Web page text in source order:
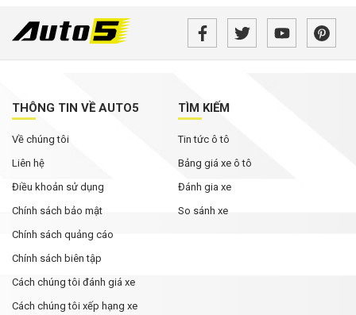
Một SUV thuần điện, một sedan hạng C
Xpander được ưu đãi cao nhất
THÔNG TIN VỀ AUTO5
Về chúng tôi
Liên hệ
Điều khoản sử dụng
Chính sách bảo mật
Chính sách quảng cáo
Chính sách biên tập
Cách chúng tôi đánh giá xe
Cách chúng tôi xếp hạng xe
TÌM KIẾM
Tin tức ô tô
Bảng giá xe ô tô
Đánh gia xe
So sánh xe